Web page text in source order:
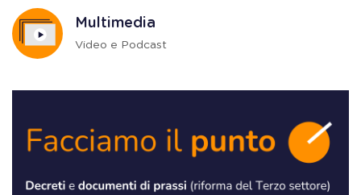
Multimedia
Video e Podcast